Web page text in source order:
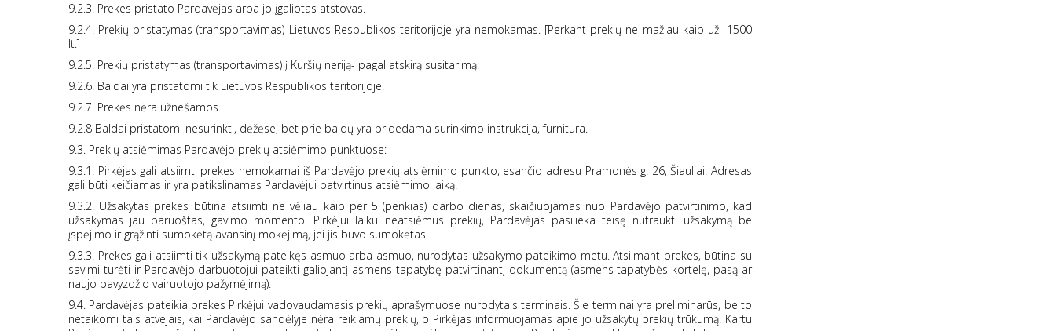
9.2.3. Prekes pristato Pardavėjas arba jo įgaliotas atstovas.
9.2.4. Prekių pristatymas (transportavimas) Lietuvos Respublikos teritorijoje yra nemokamas. [Perkant prekių ne mažiau kaip už- 1500
lt.]
9.2.5. Prekių pristatymas (transportavimas) į Kuršių neriją- pagal atskirą susitarimą.
9.2.6. Baldai yra pristatomi tik Lietuvos Respublikos teritorijoje.
9.2.7. Prekės nėra užnešamos.
9.2.8 Baldai pristatomi nesurinkti, dėžėse, bet prie baldų yra pridedama surinkimo instrukcija, furnitūra.
9.3. Prekių atsiėmimas Pardavėjo prekių atsiėmimo punktuose:
9.3.1. Pirkėjas gali atsiimti prekes nemokamai iš Pardavėjo prekių atsiėmimo punkto, esančio adresu Pramonės g. 26, Šiauliai. Adresas
gali būti keičiamas ir yra patikslinamas Pardavėjui patvirtinus atsiėmimo laiką.
9.3.2. Užsakytas prekes būtina atsiimti ne vėliau kaip per 5 (penkias) darbo dienas, skaičiuojamas nuo Pardavėjo patvirtinimo, kad
užsakymas jau paruoštas, gavimo momento. Pirkėjui laiku neatsiėmus prekių, Pardavėjas pasilieka teisę nutraukti užsakymą be
įspėjimo ir grąžinti sumokėtą avansinį mokėjimą, jei jis buvo sumokėtas.
9.3.3. Prekes gali atsiimti tik užsakymą pateikęs asmuo arba asmuo, nurodytas užsakymo pateikimo metu. Atsiimant prekes, būtina su
savimi turėti ir Pardavėjo darbuotojui pateikti galiojantį asmens tapatybę patvirtinantį dokumentą (asmens tapatybės kortelę, pasą ar
naujo pavyzdžio vairuotojo pažymėjimą).
9.4. Pardavėjas pateikia prekes Pirkėjui vadovaudamasis prekių aprašymuose nurodytais terminais. Šie terminai yra preliminarūs, be to
netaikomi tais atvejais, kai Pardavėjo sandėlyje nėra reikiamų prekių, o Pirkėjas informuojamas apie jo užsakytų prekių trūkumą. Kartu